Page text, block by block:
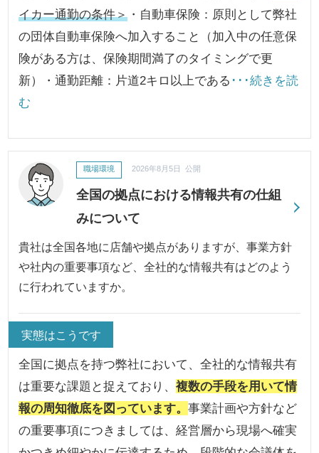
イカー通勤の条件＞ ・自動車保険：原則として弊社
の団体自動車保険へ加入すること（加入中の任意保
険がある方は、保険期間満了のタイミングで更
新）・通勤距離：片道2キロ以上である ･･･続きを読
む
全国の拠点における情報共有の仕組
みについて
職場環境 2026年8月5日 公開
貴社は全国各地に店舗や拠点がありますが、事業方針
や社内の重要事項など、全社的な情報共有はどのよう
に行われていますか。
実態はこうです
全国に拠点を持つ弊社において、全社的な情報共有
は重要な課題と捉えており、複数の手段を用いて情
報の周知徹底を図っています。事業計画や方針など
の重要事項につきましては、経営層から現場へ確実